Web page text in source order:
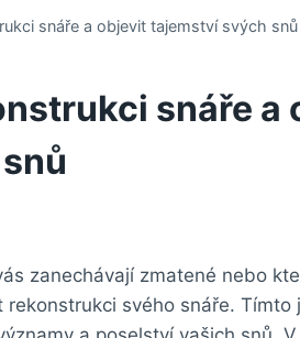
snáře a objevit tajemství svých snů
snáře a
zanechávají zmatené nebo
svého snáře. Tímto